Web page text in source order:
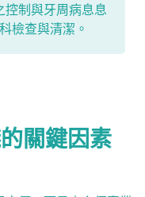
控制與牙周病息息
檢查與清潔。
關鍵因素